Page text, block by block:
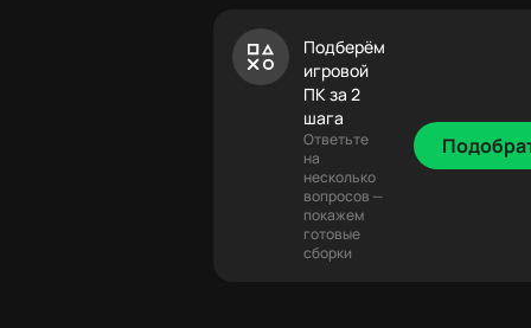
Подберём
игровой
ПК за 2
шага
Ответьте
на
несколько
вопросов —
покажем
готовые
сборки